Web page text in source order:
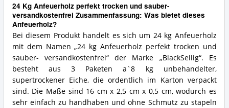
24 Kg Anfeuerholz perfekt trocken und sauber-
versandkostenfrei Zusammenfassung: Was bietet dieses
Anfeuerholz?
Bei diesem Produkt handelt es sich um 24 kg Anfeuerholz
mit dem Namen „24 kg Anfeuerholz perfekt trocken und
sauber- versandkostenfrei“ der Marke „BlackSellig“. Es
besteht aus 3 Paketen a`8 kg unbehandelter,
supertrockener Eiche, die ordentlich im Karton verpackt
sind. Die Maße sind 16 cm x 2,5 cm x 0,5 cm, wodurch es
sehr einfach zu handhaben und ohne Schmutz zu stapeln